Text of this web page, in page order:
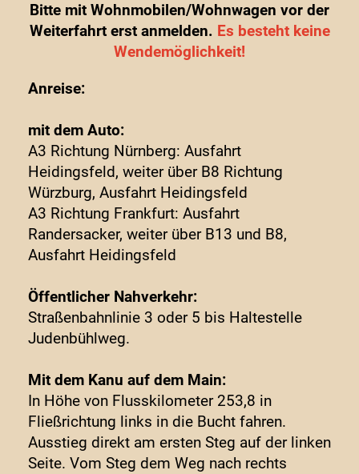
Bitte mit Wohnmobilen/Wohnwagen vor der
Weiterfahrt erst anmelden. Es besteht keine
Wendemöglichkeit!
Anreise:
mit dem Auto:
A3 Richtung Nürnberg: Ausfahrt
Heidingsfeld, weiter über B8 Richtung
Würzburg, Ausfahrt Heidingsfeld
A3 Richtung Frankfurt: Ausfahrt
Randersacker, weiter über B13 und B8,
Ausfahrt Heidingsfeld
Öffentlicher Nahverkehr:
Straßenbahnlinie 3 oder 5 bis Haltestelle
Judenbühlweg.
Mit dem Kanu auf dem Main:
In Höhe von Flusskilometer 253,8 in
Fließrichtung links in die Bucht fahren.
Ausstieg direkt am ersten Steg auf der linken
Seite. Vom Steg dem Weg nach rechts